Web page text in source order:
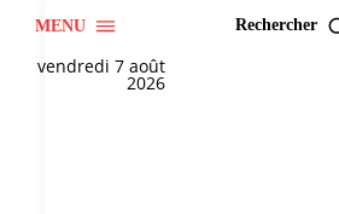
MENU Rechercher
vendredi 7 août
2026